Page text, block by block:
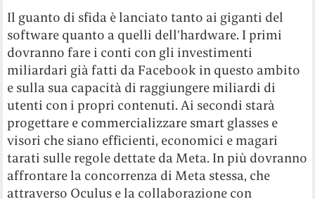
Il guanto di sfida è lanciato tanto ai giganti del
software quanto a quelli dell’hardware. I primi
dovranno fare i conti con gli investimenti
miliardari già fatti da Facebook in questo ambito
e sulla sua capacità di raggiungere miliardi di
utenti con i propri contenuti. Ai secondi starà
progettare e commercializzare smart glasses e
visori che siano efficienti, economici e magari
tarati sulle regole dettate da Meta. In più dovranno
affrontare la concorrenza di Meta stessa, che
attraverso Oculus e la collaborazione con